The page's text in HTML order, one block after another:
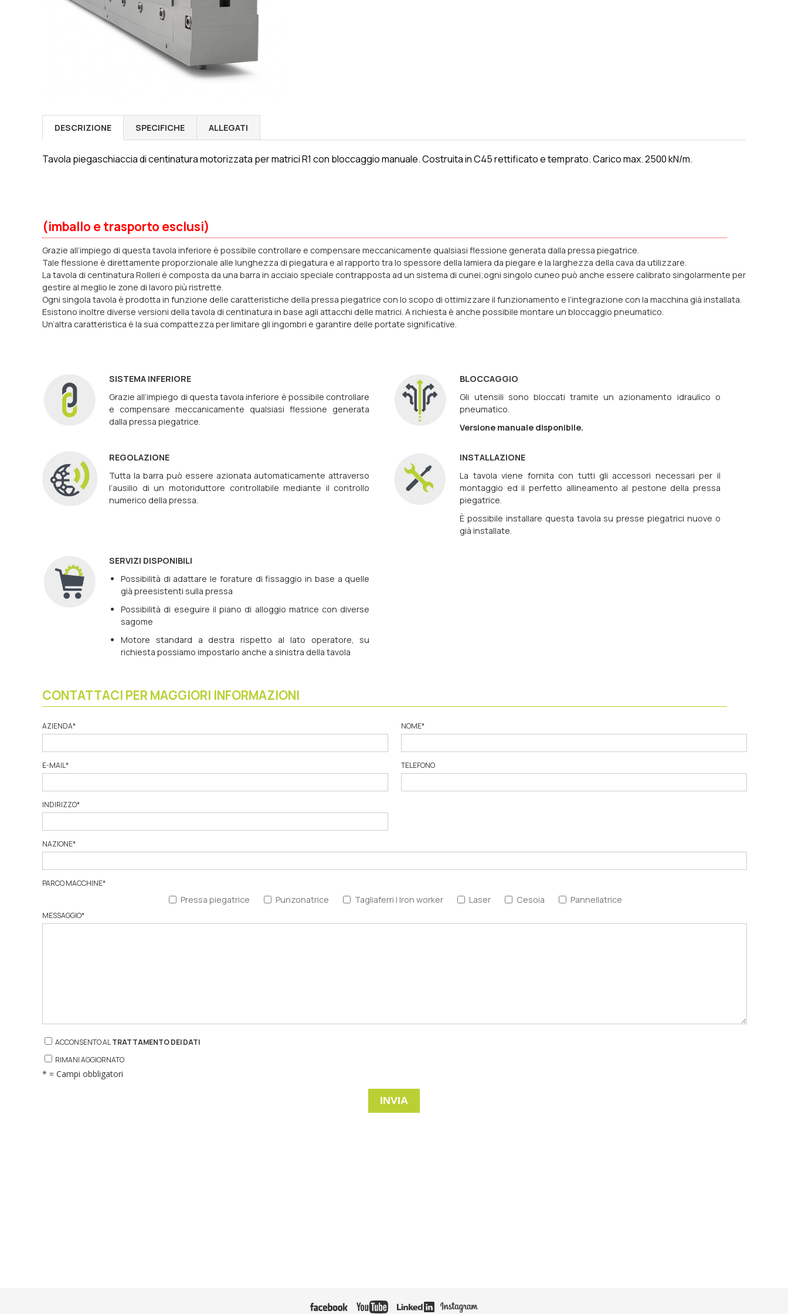
DESCRIZIONE SPECIFICHE ALLEGATI
Tavola piegaschiaccia di centinatura motorizzata per matrici R1 con bloccaggio manuale. Costruita in C45 rettificato e temprato. Carico max. 2500 kN/m.
(imballo e trasporto esclusi)
Grazie all‘impiego di questa tavola inferiore è possibile controllare e compensare meccanicamente qualsiasi flessione generata dalla pressa piegatrice.
Tale flessione è direttamente proporzionale alle lunghezza di piegatura e al rapporto tra lo spessore della lamiera da piegare e la larghezza della cava da utilizzare.
La tavola di centinatura Rolleri è composta da una barra in acciaio speciale contrapposta ad un sistema di cunei;ogni singolo cuneo può anche essere calibrato singolarmente per
gestire al meglio le zone di lavoro più ristrette.
Ogni singola tavola è prodotta in funzione delle caratteristiche della pressa piegatrice con lo scopo di ottimizzare il funzionamento e l‘integrazione con la macchina già installata.
Esistono inoltre diverse versioni della tavola di centinatura in base agli attacchi delle matrici. A richiesta è anche possibile montare un bloccaggio pneumatico.
Un’altra caratteristica è la sua compattezza per limitare gli ingombri e garantire delle portate significative.
SISTEMA INFERIORE
Grazie all‘impiego di questa tavola inferiore è possibile controllare
e compensare meccanicamente qualsiasi flessione generata
dalla pressa piegatrice.
BLOCCAGGIO
Gli utensili sono bloccati tramite un azionamento idraulico o
pneumatico.
Versione manuale disponibile.
REGOLAZIONE
Tutta la barra può essere azionata automaticamente attraverso
l‘ausilio di un motoriduttore controllabile mediante il controllo
numerico della pressa.
INSTALLAZIONE
La tavola viene fornita con tutti gli accessori necessari per il
montaggio ed il perfetto allineamento al pestone della pressa
piegatrice.
È possibile installare questa tavola su presse piegatrici nuove o
già installate.
SERVIZI DISPONIBILI
Possibilità di adattare le forature di fissaggio in base a quelle
già preesistenti sulla pressa
Possibilità di eseguire il piano di alloggio matrice con diverse
sagome
Motore standard a destra rispetto al lato operatore, su
richiesta possiamo impostarlo anche a sinistra della tavola
CONTATTACI PER MAGGIORI INFORMAZIONI
AZIENDA* NOME*
E-MAIL* TELEFONO
INDIRIZZO*
NAZIONE*
PARCO MACCHINE*
Pressa piegatrice Punzonatrice Tagliaferri | Iron worker Laser Cesoia Pannellatrice
MESSAGGIO*
ACCONSENTO ALTRATTAMENTO DEI DATI
RIMANI AGGIORNATO
* = Campi obbligatori
INVIA